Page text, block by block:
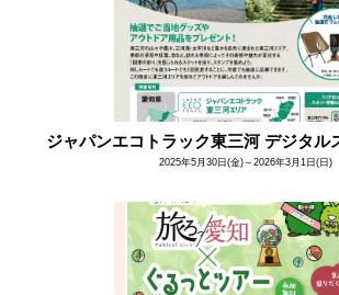
ジャパンエコトラック東三河 デジタル
2025年5月30日(金)～2026年3月1日(日)